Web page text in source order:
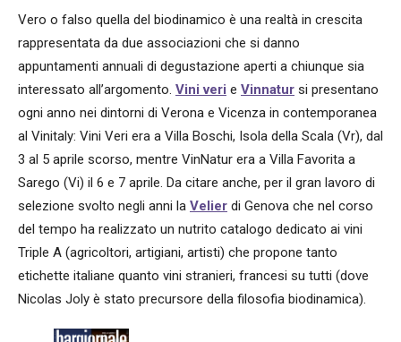
Vero o falso quella del biodinamico è una realtà in crescita
rappresentata da due associazioni che si danno
appuntamenti annuali di degustazione aperti a chiunque sia
interessato all’argomento. Vini veri e Vinnatur si presentano
ogni anno nei dintorni di Verona e Vicenza in contemporanea
al Vinitaly: Vini Veri era a Villa Boschi, Isola della Scala (Vr), dal
3 al 5 aprile scorso, mentre VinNatur era a Villa Favorita a
Sarego (Vi) il 6 e 7 aprile. Da citare anche, per il gran lavoro di
selezione svolto negli anni la Velier di Genova che nel corso
del tempo ha realizzato un nutrito catalogo dedicato ai vini
Triple A (agricoltori, artigiani, artisti) che propone tanto
etichette italiane quanto vini stranieri, francesi su tutti (dove
Nicolas Joly è stato precursore della filosofia biodinamica).